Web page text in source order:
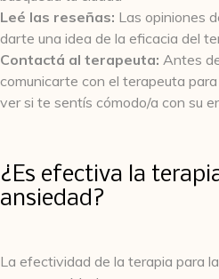
Leé las reseñas: Las opiniones
darte una idea de la eficacia del
Contactá al terapeuta: Antes
comunicarte con el terapeuta
ver si te sentís cómodo/a con su
¿Es efectiva la
ansiedad?
La efectividad de la terapia para